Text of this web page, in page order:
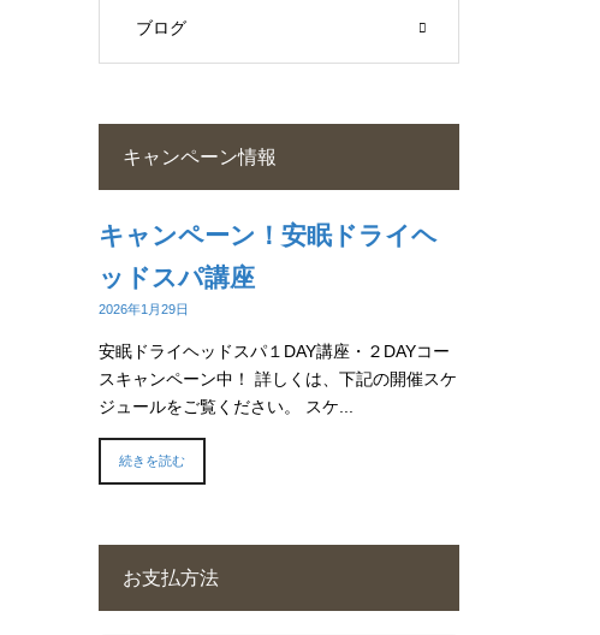
ブログ
キャンペーン情報
キャンペーン！安眠ドライヘ
ッドスパ講座
2026年1月29日
安眠ドライヘッドスパ１DAY講座・２DAYコー
スキャンペーン中！ 詳しくは、下記の開催スケ
ジュールをご覧ください。 スケ...
続きを読む
お支払方法